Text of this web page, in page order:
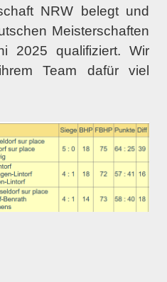
NRW belegt und
Meisterschaften
2025 qualifiziert. Wir
Team dafür viel